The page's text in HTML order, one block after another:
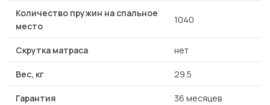
Количество пружин на спальное
место
1040
Скрутка матраса нет
Вес, кг 29.5
Гарантия 36 месяцев